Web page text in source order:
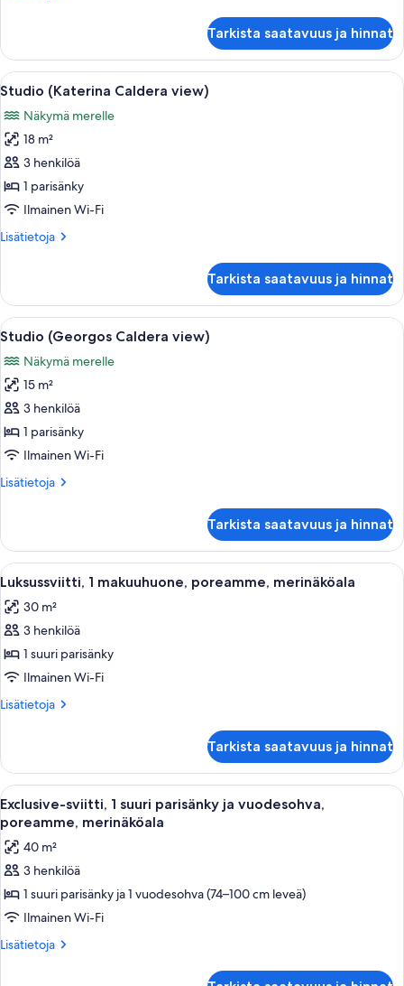
Caldera
View
Tarkista saatavuus ja hinnat
Avaa
kaikki
huonetyypin
Studio
(Katerina
Caldera
view)
Puiset ovet johtavat parvekkeelle,
8
Studio (Katerina Caldera view)
Näkymä merelle
18 m²
3 henkilöä
1 parisänky
Ilmainen Wi-Fi
Lisätietoja
Lisätietoja
Caldera
view)
Tarkista saatavuus ja hinnat
Avaa
kaikki
huonetyypin
Studio
(Georgos
Caldera
view)
Moderni kylpyhuone, jossa on
12
Studio (Georgos Caldera view)
Näkymä merelle
15 m²
3 henkilöä
1 parisänky
Ilmainen Wi-Fi
Lisätietoja
Lisätietoja
Caldera
view)
Tarkista saatavuus ja hinnat
Avaa
kaikki
huonetyypin
Luksussviitti,
1
makuuhuone,
poreamme,
merinäköala
Parvekkeella on aamiainen
28
Luksussviitti, 1 makuuhuone, poreamme, merinäköala
30 m²
3 henkilöä
1 suuri parisänky
Ilmainen Wi-Fi
Lisätietoja
Lisätietoja
makuuhuone,
poreamme,
merinäköala
Tarkista saatavuus ja hinnat
Avaa
kaikki
huonetyypin
Exclusive-
sviitti,
1
suuri
parisänky
Rantamaisema, jossa on uima-allas,
42
Exclusive-sviitti, 1 suuri parisänky ja vuodesohva,
poreamme, merinäköala
40 m²
3 henkilöä
1 suuri parisänky ja 1 vuodesohva (74–100 cm leveä)
Ilmainen Wi-Fi
Lisätietoja
Lisätietoja